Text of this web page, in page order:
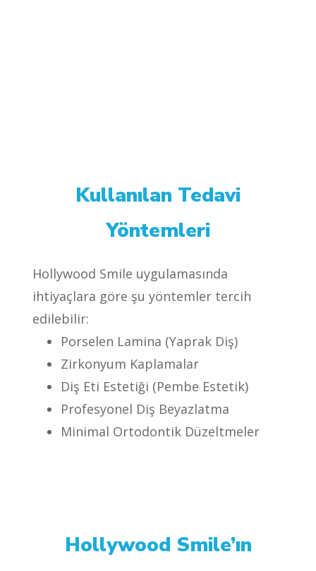
Kullanılan Tedavi
Yöntemleri
Hollywood Smile uygulamasında
ihtiyaçlara göre şu yöntemler tercih
edilebilir:
Porselen Lamina (Yaprak Diş)
Zirkonyum Kaplamalar
Diş Eti Estetiği (Pembe Estetik)
Profesyonel Diş Beyazlatma
Minimal Ortodontik Düzeltmeler
Hollywood Smile’ın